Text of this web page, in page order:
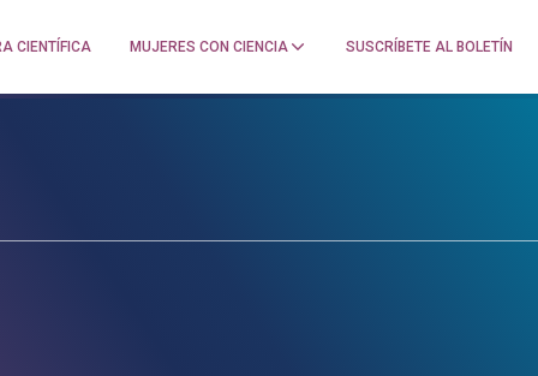
CIENTÍFICA MUJERES CON CIENCIA SUSCRÍBETE AL BOLETÍN